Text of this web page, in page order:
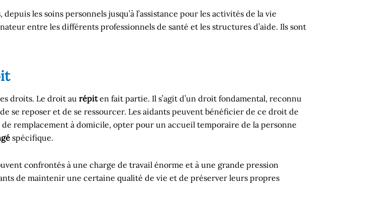
les soins personnels jusqu’à l’assistance pour les activités de la vie
entre les différents professionnels de santé et les structures d’aide. Ils sont
droits. Le droit au répiten fait partie. Il s’agit d’un droit fondamental, reconnu
se reposer et de se ressourcer. Les aidants peuvent bénéficier de ce droit de
remplacement à domicile, opter pour un accueil temporaire de la personne
spécifique.
confrontés à une charge de travail énorme et à une grande pression
de maintenir une certaine qualité de vie et de préserver leurs propres